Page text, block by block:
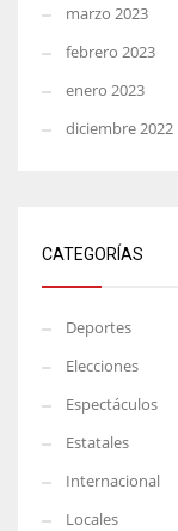
marzo 2023
febrero 2023
enero 2023
diciembre 2022
CATEGORÍAS
Deportes
Elecciones
Espectáculos
Estatales
Internacional
Locales